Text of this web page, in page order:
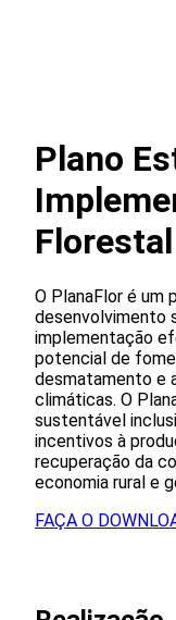
Plano
Florestal
O PlanaFlor é um
desenvolvimento
implementação
potencial de
desmatamento e
climáticas. O
sustentável
incentivos à
recuperação da
economia rural e
FAÇA O